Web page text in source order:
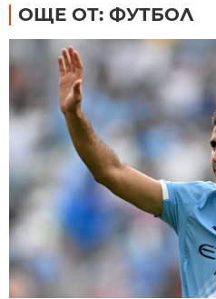
ОЩЕ ОТ: ФУТБОЛ